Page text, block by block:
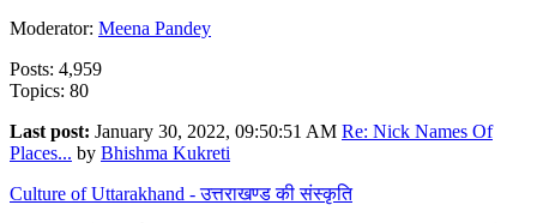
Moderator: Meena Pandey
Posts: 4,959
Topics: 80
Last post: January 30, 2022, 09:50:51 AM Re: Nick Names Of
Places... by Bhishma Kukreti
Culture of Uttarakhand - उत्तराखण्ड की संस्कृति